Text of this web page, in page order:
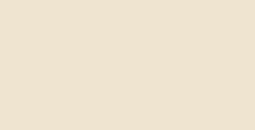
aktives Scannen nach bestimmten
wie Ihre persönlichen Daten